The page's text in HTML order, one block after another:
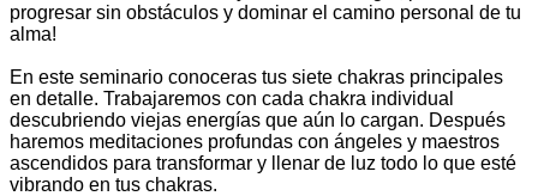
progresar sin obstáculos y dominar el camino personal de tu
alma!
En este seminario conoceras tus siete chakras principales
en detalle. Trabajaremos con cada chakra individual
descubriendo viejas energías que aún lo cargan. Después
haremos meditaciones profundas con ángeles y maestros
ascendidos para transformar y llenar de luz todo lo que esté
vibrando en tus chakras.